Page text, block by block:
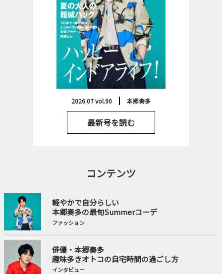
2026.07 vol.90 本郷奏多
最新号を読む
コンテンツ
軽やかで自分らしい
本郷奏多の最旬Summerコーデ
ファッション
俳優・本郷奏多
趣味多きオトコの自宅時間の過ごし方
インタビュー